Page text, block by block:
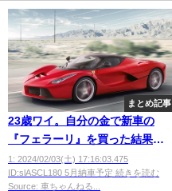
まとめ記事
23歳ワイ。自分の金で新車の
『フェラーリ』を買った結果ｗ
ｗｗｗｗｗ
1: 2024/02/03(土) 17:16:03.475
ID:slASCL180 5月納車予定 続きを読む
Source: 車ちゃんねる...